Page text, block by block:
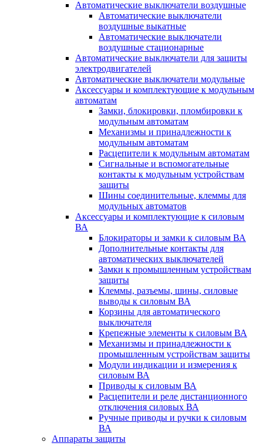
Автоматические выключатели воздушные
Автоматические выключатели
воздушные выкатные
Автоматические выключатели
воздушные стационарные
Автоматические выключатели для защиты
электродвигателей
Автоматические выключатели модульные
Аксессуары и комплектующие к модульным
автоматам
Замки, блокировки, пломбировки к
модульным автоматам
Механизмы и принадлежности к
модульным автоматам
Расцепители к модульным автоматам
Сигнальные и вспомогательные
контакты к модульным устройствам
защиты
Шины соединительные, клеммы для
модульных автоматов
Аксессуары и комплектующие к силовым
ВА
Блокираторы и замки к силовым ВА
Дополнительные контакты для
автоматических выключателей
Замки к промышленным устройствам
защиты
Клеммы, разъемы, шины, силовые
выводы к силовым ВА
Корзины для автоматического
выключателя
Крепежные элементы к силовым ВА
Механизмы и принадлежности к
промышленным устройствам защиты
Модули индикации и измерения к
силовым ВА
Приводы к силовым ВА
Расцепители и реле дистанционного
отключения силовых ВА
Ручные приводы и ручки к силовым
ВА
Аппараты защиты